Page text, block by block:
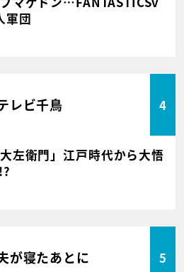
軍団
レビ千鳥 4
左衛門」江戸時代から大悟
が寝たあとに 5